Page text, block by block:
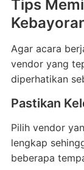
Tips
Agar acara
vendor yang
diperhatikan
Pastikan
Pilih vendor
lengkap
beberapa